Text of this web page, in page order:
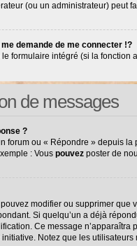
(ou un administrateur) peut
demande de me connecter !?
formulaire intégré (si la
de messages
?
forum ou « Répondre » depuis
: Vous pouvezposter de
modifier ou supprimer
Si quelqu’un a déjà
Ce message
Notez que les